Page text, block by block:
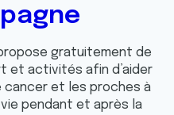
gratuitement de
et activités afin d’aider
cancer et les proches à
pendant et après la